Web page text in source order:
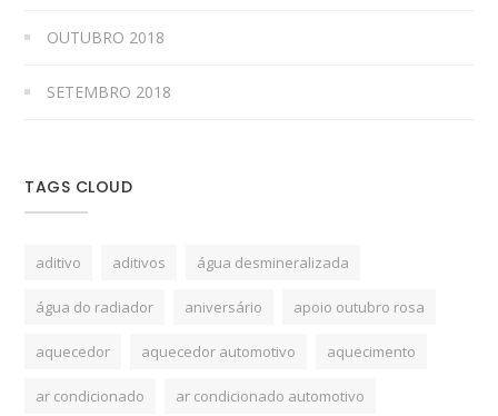
OUTUBRO 2018
SETEMBRO 2018
TAGS CLOUD
aditivo aditivos água desmineralizada
água do radiador aniversário apoio outubro rosa
aquecedor aquecedor automotivo aquecimento
ar condicionado ar condicionado automotivo